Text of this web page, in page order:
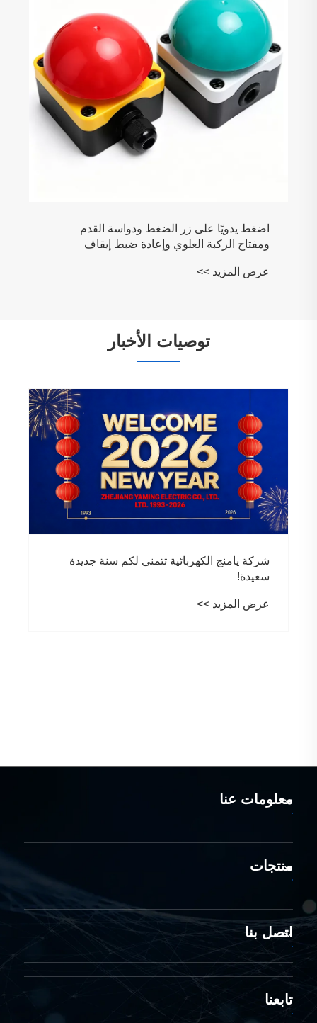
اضغط يدويًا على زر الضغط ودواسة القدم
ومفتاح الركبة العلوي وإعادة ضبط إيقاف
عرض المزيد >>
توصيات الأخبار
تتمنى لكم سنة جديدة
وسلامة
عرض المزيد >>
معلومات عنا
منتجات
اتصل بنا
تابعنا